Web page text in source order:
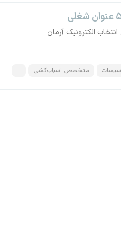
الکترونیک آرمان
متخصص اسباب‌کشی ...